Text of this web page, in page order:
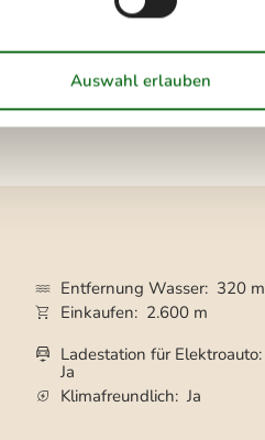
ist nicht zugelassen. Bei
Entfernung Wasser
320 m
Einkaufen
2.600 m
Ladestation für Elektroauto
Ja
Klimafreundlich Ja